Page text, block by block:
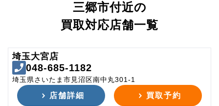
三郷市付近の
買取対応店舗一覧
埼玉大宮店
048-685-1182
埼玉県さいたま市見沼区南中丸301-1
店舗詳細 買取予約